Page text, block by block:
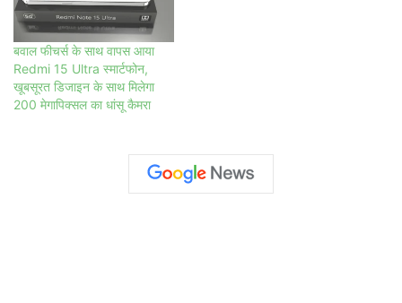
बवाल फीचर्स के साथ वापस आया
Redmi 15 Ultra स्मार्टफोन,
खूबसूरत डिजाइन के साथ मिलेगा
200 मेगापिक्सल का धांसू कैमरा